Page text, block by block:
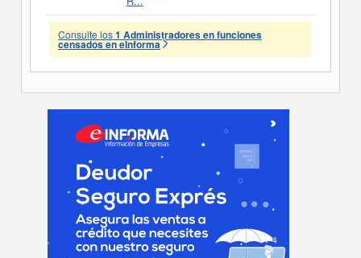
Consulte los1 Administradores en funciones
censados en eInforma